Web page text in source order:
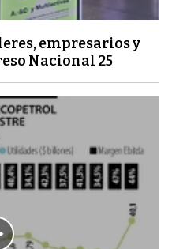
empresarios y
Nacional 25